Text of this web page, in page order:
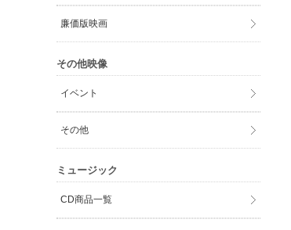
廉価版映画
その他映像
イベント
その他
ミュージック
CD商品一覧